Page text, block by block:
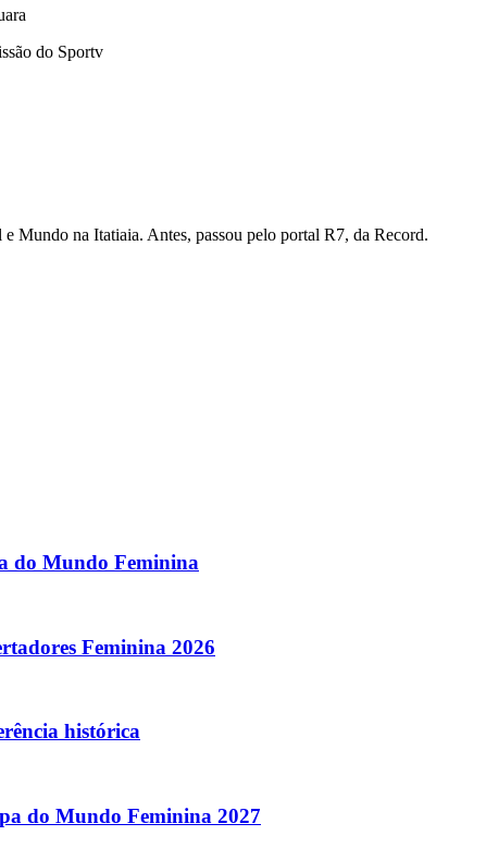
do Sportv
Mundo na Itatiaia. Antes, passou pelo portal R7, da Record.
do Mundo Feminina
Feminina 2026
histórica
do Mundo Feminina 2027